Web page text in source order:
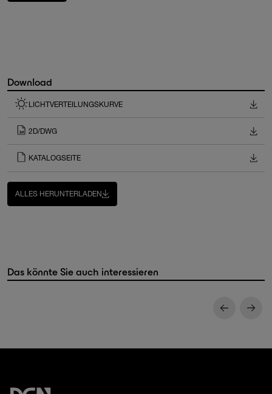
Download
LICHTVERTEILUNGSKURVE
2D/DWG
KATALOGSEITE
ALLES HERUNTERLADEN
Das könnte Sie auch interessieren